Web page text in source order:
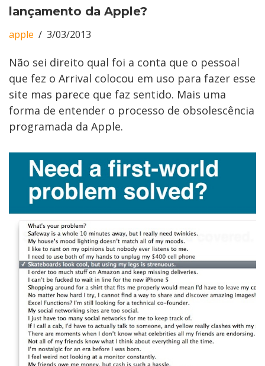
lançamento da Apple?
apple 3/03/2013
Não sei direito qual foi a conta que o pessoal
que fez o Arrival colocou em uso para fazer esse
site mas parece que faz sentido. Mais uma
forma de entender o processo de obsolescência
programada da Apple.